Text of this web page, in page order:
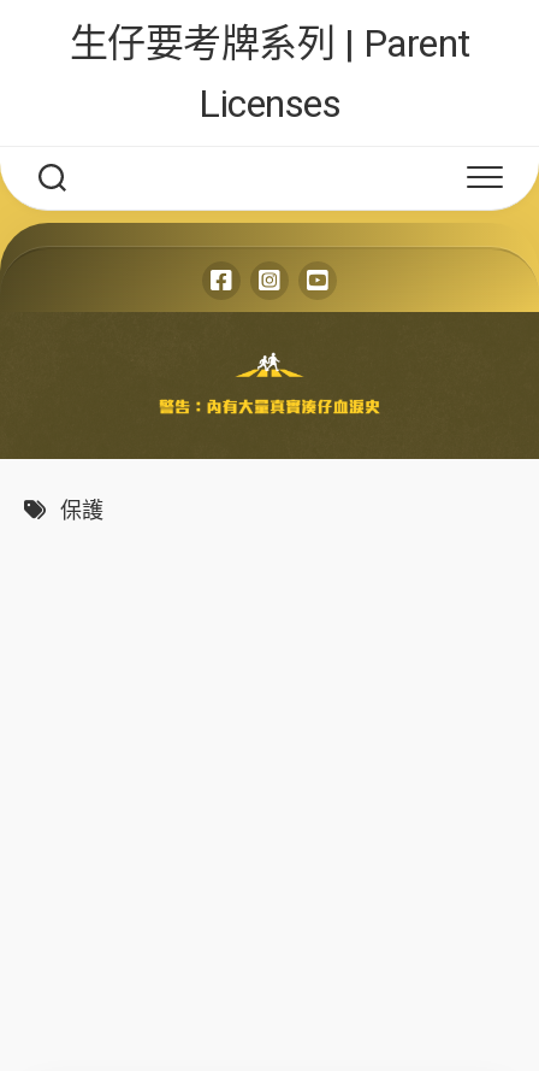
生仔要考牌系列 | Parent
Licenses
保護